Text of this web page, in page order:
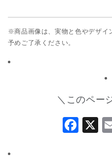
※商品画像は、実物と色やデザイ
予めご了承ください。
＼このペー
X